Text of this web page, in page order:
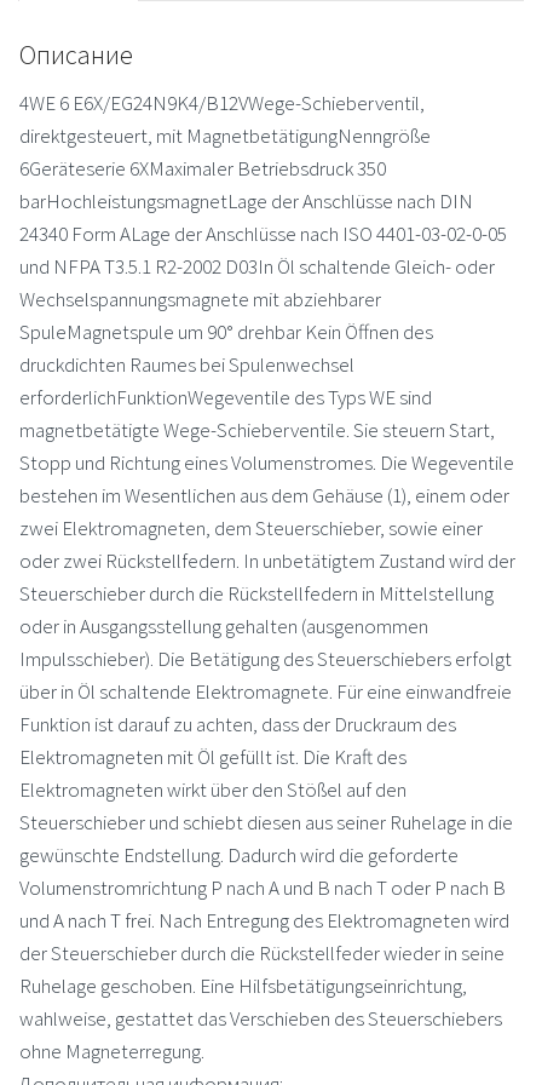
Описание
4WE 6 E6X/EG24N9K4/B12VWege-Schieberventil,
direktgesteuert, mit MagnetbetätigungNenngröße
6Geräteserie 6XMaximaler Betriebsdruck 350
barHochleistungsmagnetLage der Anschlüsse nach DIN
24340 Form ALage der Anschlüsse nach ISO 4401-03-02-0-05
und NFPA T3.5.1 R2-2002 D03In Öl schaltende Gleich- oder
Wechselspannungsmagnete mit abziehbarer
SpuleMagnetspule um 90° drehbar Kein Öffnen des
druckdichten Raumes bei Spulenwechsel
erforderlichFunktionWegeventile des Typs WE sind
magnetbetätigte Wege-Schieberventile. Sie steuern Start,
Stopp und Richtung eines Volumenstromes. Die Wegeventile
bestehen im Wesentlichen aus dem Gehäuse (1), einem oder
zwei Elektromagneten, dem Steuerschieber, sowie einer
oder zwei Rückstellfedern. In unbetätigtem Zustand wird der
Steuerschieber durch die Rückstellfedern in Mittelstellung
oder in Ausgangsstellung gehalten (ausgenommen
Impulsschieber). Die Betätigung des Steuerschiebers erfolgt
über in Öl schaltende Elektromagnete. Für eine einwandfreie
Funktion ist darauf zu achten, dass der Druckraum des
Elektromagneten mit Öl gefüllt ist. Die Kraft des
Elektromagneten wirkt über den Stößel auf den
Steuerschieber und schiebt diesen aus seiner Ruhelage in die
gewünschte Endstellung. Dadurch wird die geforderte
Volumenstromrichtung P nach A und B nach T oder P nach B
und A nach T frei. Nach Entregung des Elektromagneten wird
der Steuerschieber durch die Rückstellfeder wieder in seine
Ruhelage geschoben. Eine Hilfsbetätigungseinrichtung,
wahlweise, gestattet das Verschieben des Steuerschiebers
ohne Magneterregung.